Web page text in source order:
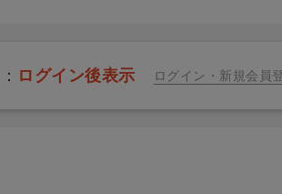
価格：ログイン後表示 価格：
ログイン後表示 ログイン・新規会員